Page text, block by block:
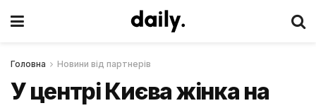
Головна Новини від партнерів
У центрі Києва жінка на